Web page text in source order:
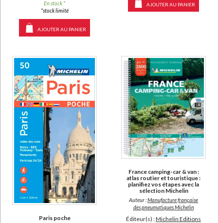
En stock *
*stock limité
AJOUTER AU PANIER
AJOUTER AU PANIER
Paris poche
France camping-car & van :
atlas routier et touristique :
planifiez vos étapes avec la
sélection Michelin
Auteur :Manufacture française
des pneumatiques Michelin
Éditeur(s) :Michelin Editions